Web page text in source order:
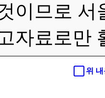
이므로
자료로만
위